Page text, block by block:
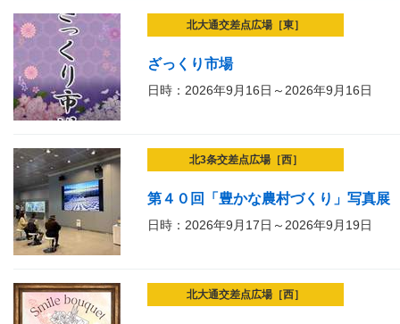
北大通交差点広場［東］
ざっくり市場
日時：2026年9月16日～2026年9月16日
北3条交差点広場［西］
第４０回「豊かな農村づくり」写真展
日時：2026年9月17日～2026年9月19日
北大通交差点広場［西］